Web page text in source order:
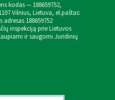
kodas — 188659752,
Vilnius, Lietuva, el.paštas:
188659752
inspekciją prie Lietuvos
ir saugomi Juridinių